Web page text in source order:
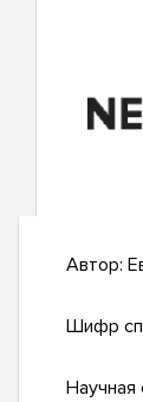
Автор:
Шифр
Научная